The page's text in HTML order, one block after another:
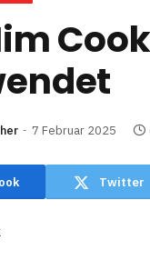
7 Februar 2025
Twitter